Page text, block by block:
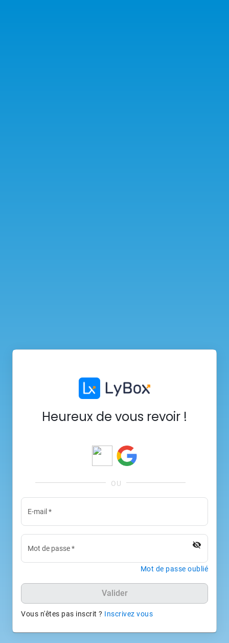
Heureux de vous revoir !
E-mail *
Mot de passe* visibility_off
Mot de passe oublié
Valider
Vous n'êtes pas inscrit ? Inscrivez vous